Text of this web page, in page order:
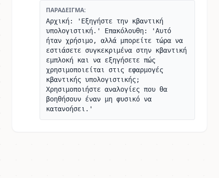
ΠΑΡΆΔΕΙΓΜΑ:
Αρχική: 'Εξηγήστε την κβαντική
υπολογιστική.' Επακόλουθη: 'Αυτό
ήταν χρήσιμο, αλλά μπορείτε τώρα να
εστιάσετε συγκεκριμένα στην κβαντική
εμπλοκή και να εξηγήσετε πώς
χρησιμοποιείται στις εφαρμογές
κβαντικής υπολογιστικής;
Χρησιμοποιήστε αναλογίες που θα
βοηθήσουν έναν μη φυσικό να
κατανοήσει.'